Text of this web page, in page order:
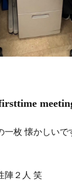
枚 懐かしいで
陣２人 笑